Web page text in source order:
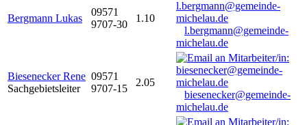
Bergmann Lukas
09571
9707-30
1.10
l.bergmann@gemeinde-
michelau.de
Biesenecker Rene
Sachgebietsleiter
09571
9707-15
2.05
biesenecker@gemeinde-
michelau.de